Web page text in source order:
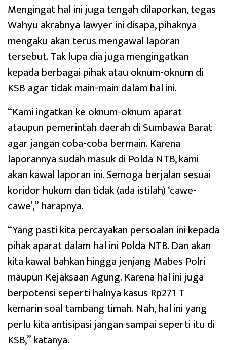
Mengingat hal ini juga tengah dilaporkan, tegas
Wahyu akrabnya lawyer ini disapa, pihaknya
mengaku akan terus mengawal laporan
tersebut. Tak lupa dia juga mengingatkan
kepada berbagai pihak atau oknum-oknum di
KSB agar tidak main-main dalam hal ini.
“Kami ingatkan ke oknum-oknum aparat
ataupun pemerintah daerah di Sumbawa Barat
agar jangan coba-coba bermain. Karena
laporannya sudah masuk di Polda NTB, kami
akan kawal laporan ini. Semoga berjalan sesuai
koridor hukum dan tidak (ada istilah) ‘cawe-
cawe’,” harapnya.
“Yang pasti kita percayakan persoalan ini kepada
pihak aparat dalam hal ini Polda NTB. Dan akan
kita kawal bahkan hingga jenjang Mabes Polri
maupun Kejaksaan Agung. Karena hal ini juga
berpotensi seperti halnya kasus Rp271 T
kemarin soal tambang timah. Nah, hal ini yang
perlu kita antisipasi jangan sampai seperti itu di
KSB,” katanya.